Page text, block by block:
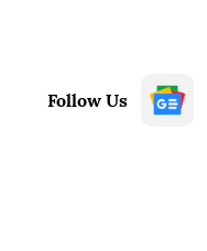
Follow Us